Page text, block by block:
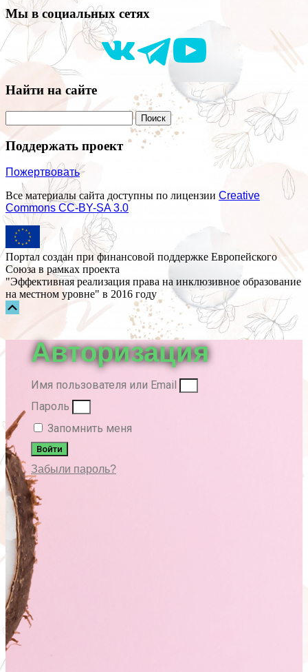
Мы в социальных сетях
Найти на сайте
Поддержать проект
Пожертвовать
Все материалы сайта доступны по лицензии Creative
Commons СС-BY-SA 3.0
Портал создан при финансовой поддержке Европейского
Союза в рамках проекта
"Эффективная реализация права на инклюзивное образование
на местном уровне" в 2016 году
Авторизация
Имя пользователя или Email
Пароль
Запомнить меня
Войти
Забыли пароль?